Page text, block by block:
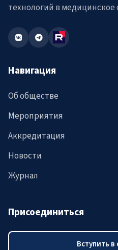
технологий в медицинское
Навигация
Об обществе
Мероприятия
Аккредитация
Новости
Журнал
Присоединиться
Вступить